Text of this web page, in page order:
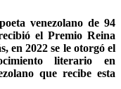
venezolano de 94
el Premio Reina
en 2022 se le otorgó el
literario en
que recibe esta